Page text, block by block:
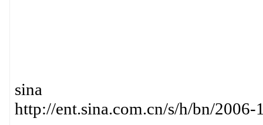
sina
http://ent.sina.com.cn/s/h/bn/